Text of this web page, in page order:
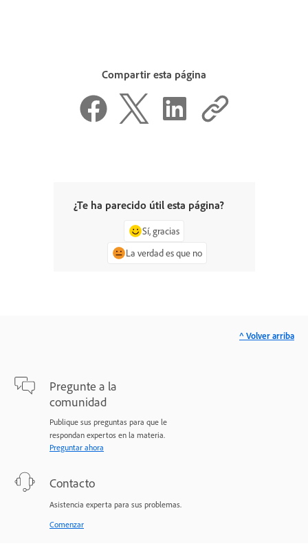
Compartir esta página
¿Te ha parecido útil esta página?
Sí, gracias
La verdad es que no
Pregunte a la
comunidad
Publique sus preguntas para que le
respondan expertos en la materia.
Preguntar ahora
Contacto
Asistencia experta para sus problemas.
Comenzar
^ Volver arriba